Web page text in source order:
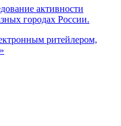
активности
городах России.
ритейлером,